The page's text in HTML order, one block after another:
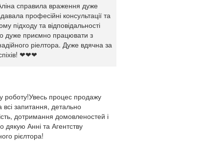
справила враження дуже
професійні консультації та
підходу та відповідальності
дуже приємно працювати з
ріелтора. Дуже вдячна за
❤❤❤
роботу!Увесь процес продажу
всі запитання, детально
дотримання домовленостей і
дякую Анні та Агентству
рієлтора!